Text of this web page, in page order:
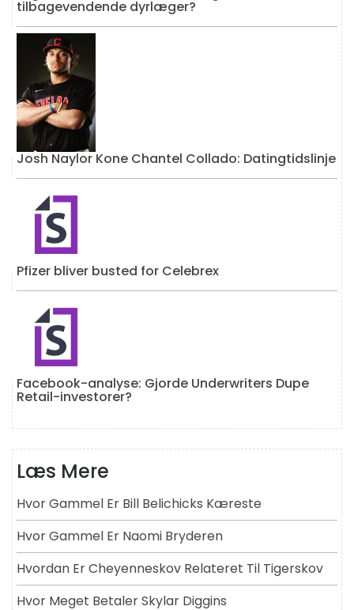
tilbagevendende dyrlæger?
Josh Naylor Kone Chantel Collado: Datingtidslinje
Pfizer bliver busted for Celebrex
Facebook-analyse: Gjorde Underwriters Dupe
Retail-investorer?
Læs Mere
Hvor Gammel Er Bill Belichicks Kæreste
Hvor Gammel Er Naomi Bryderen
Hvordan Er Cheyenneskov Relateret Til Tigerskov
Hvor Meget Betaler Skylar Diggins